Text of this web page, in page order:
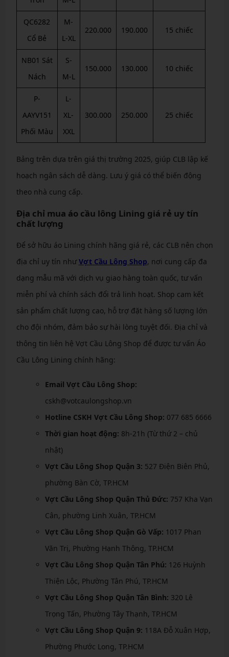
QC6282
Cổ Bẻ
M-
L-XL
220.000 190.000 15 chiếc
NB01 Sát
Nách
S-
M-L
150.000 130.000 10 chiếc
P-
AAYV151
Phối Màu
L-
XL-
XXL
300.000 250.000 25 chiếc
Bảng trên dựa trên giá thị trường 2025, giúp CLB lập kế
hoạch ngân sách dễ dàng. Lưu ý giá có thể biến động
theo nhà cung cấp.
Địa chỉ mua áo cầu lông Lining giá rẻ uy tín
chất lượng
Để sở hữu áo Lining chính hãng giá rẻ, các CLB nên chọn
địa chỉ uy tín nhưVợt Cầu Lông Shop, nơi cung cấp đa
dạng mẫu mã với dịch vụ giao hàng toàn quốc, tư vấn
miễn phí và chính sách đổi trả linh hoạt. Shop cam kết
sản phẩm chất lượng cao, hỗ trợ đặt hàng số lượng lớn
cho đội nhóm, đảm bảo sự hài lòng tuyệt đối. Địa chỉ và
thông tin liên hệ Vợt Cầu Lông Shop để được tư vấn Áo
Cầu Lông Lining chính hãng:
Email Vợt Cầu Lông Shop:
cskh@votcaulongshop.vn
Hotline CSKH Vợt Cầu Lông Shop: 077 685 6666
Thời gian hoạt động: 8h-21h (Từ thứ 2 – chủ
nhật)
Vợt Cầu Lông Shop Quận 3: 527 Điện Biên Phủ,
phường Bàn Cờ, TP.HCM
Vợt Cầu Lông Shop Quận Thủ Đức: 757 Kha Vạn
Cân, phường Linh Xuân, TP.HCM
Vợt Cầu Lông Shop Quận Gò Vấp: 1017 Phan
Văn Trị, Phường Hạnh Thông, TP.HCM
Vợt Cầu Lông Shop Quận Tân Phú: 126 Huỳnh
Thiện Lộc, Phường Tân Phú, TP.HCM
Vợt Cầu Lông Shop Quận Tân Bình: 320 Lê
Trọng Tấn, Phường Tây Thạnh, TP.HCM
Vợt Cầu Lông Shop Quận 9: 118A Đỗ Xuân Hợp,
Phường Phước Long, TP.HCM